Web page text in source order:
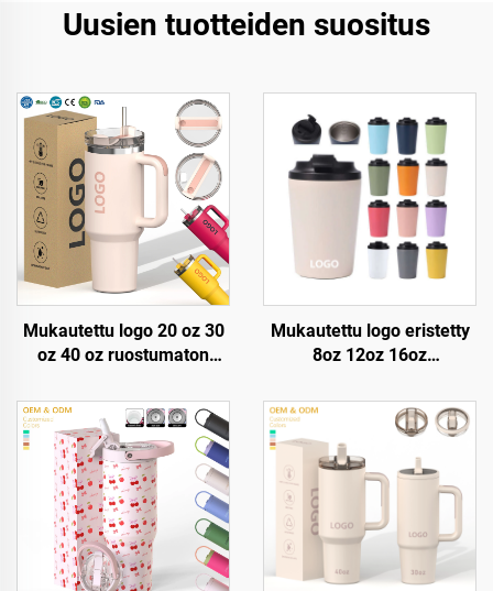
Uusien tuotteiden suositus
Mukautettu logo 20 oz 30
oz 40 oz ruostumaton
kaksinkertainen seinämä
tyhjiömetallimatkakuppi
20oz 30oz 40oz tölppä
kahvalla
Mukautettu logo eristetty
8oz 12oz 16oz
teräskahvipullo
matkakäyttöön
kaksiseinäinen
tyhjiökahvimuki
portaatilattomalla kannella